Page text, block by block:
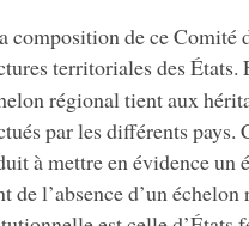
composition de ce Comité
territoriales des États.
régional tient aux
par les différents pays.
à mettre en évidence un
de l’absence d’un